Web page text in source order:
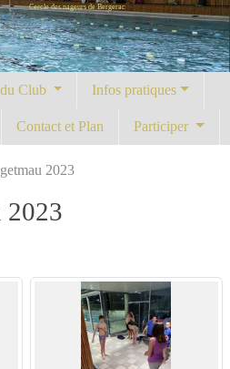
Cercle des nageurs de Bergerac
Club Infos pratiques
Contact et Plan Participer
2023
2023